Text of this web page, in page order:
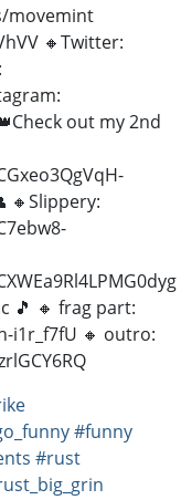
movemint
🔸Twitter:
out my 2nd
🔸Slippery:
🎵 🔸 frag part:
i1r_f7fU 🔸 outro:
#funny
#rust